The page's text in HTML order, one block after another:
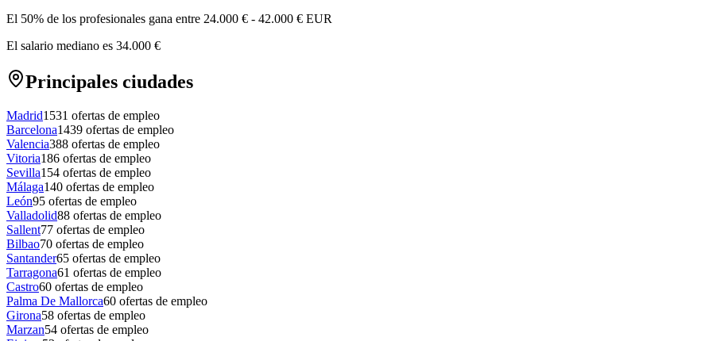
El 50% de los profesionales gana entre 24.000 € - 42.000 € EUR
El salario mediano es 34.000 €
Principales ciudades
Madrid1531 ofertas de empleo
Barcelona1439 ofertas de empleo
Valencia388 ofertas de empleo
Vitoria186 ofertas de empleo
Sevilla154 ofertas de empleo
Málaga140 ofertas de empleo
León95 ofertas de empleo
Valladolid88 ofertas de empleo
Sallent77 ofertas de empleo
Bilbao70 ofertas de empleo
Santander65 ofertas de empleo
Tarragona61 ofertas de empleo
Castro60 ofertas de empleo
Palma De Mallorca60 ofertas de empleo
Girona58 ofertas de empleo
Marzan54 ofertas de empleo